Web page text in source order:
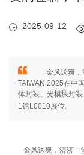
2025-09-12
金风送爽，
TAIWAN 2025在中
体封装、光模块封
1馆L0010展位。
金风送爽，济济一